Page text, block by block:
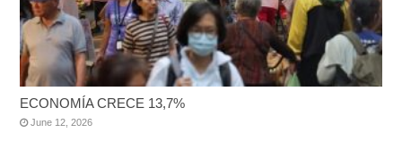
ECONOMÍA CRECE 13,7%
June 12, 2026